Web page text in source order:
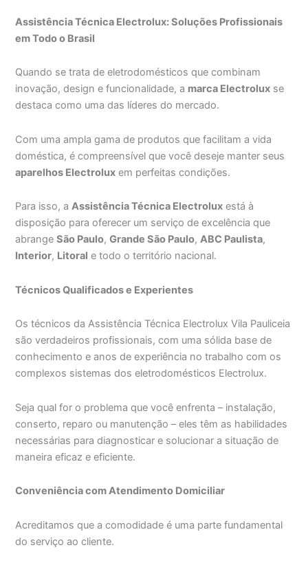
Assistência Técnica Electrolux: Soluções Profissionais
em Todo o Brasil
Quando se trata de eletrodomésticos que combinam
inovação, design e funcionalidade, a marca Electrolux se
destaca como uma das líderes do mercado.
Com uma ampla gama de produtos que facilitam a vida
doméstica, é compreensível que você deseje manter seus
aparelhos Electrolux em perfeitas condições.
Para isso, aAssistência Técnica Electrolux está à
disposição para oferecer um serviço de excelência que
abrangeSão Paulo,Grande São Paulo,ABC Paulista,
Interior, Litoral e todo o território nacional.
Técnicos Qualificados e Experientes
Os técnicos da Assistência Técnica Electrolux Vila Pauliceia
são verdadeiros profissionais, com uma sólida base de
conhecimento e anos de experiência no trabalho com os
complexos sistemas dos eletrodomésticos Electrolux.
Seja qual for o problema que você enfrenta – instalação,
conserto, reparo ou manutenção – eles têm as habilidades
necessárias para diagnosticar e solucionar a situação de
maneira eficaz e eficiente.
Conveniência com Atendimento Domiciliar
Acreditamos que a comodidade é uma parte fundamental
do serviço ao cliente.